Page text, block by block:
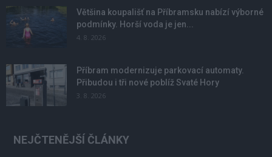
Většina koupališť na Příbramsku nabízí výborné
podmínky. Horší voda je jen...
4. 8. 2026
Příbram modernizuje parkovací automaty.
Přibudou i tři nové poblíž Svaté Hory
3. 8. 2026
NEJČTENĚJŠÍ ČLÁNKY